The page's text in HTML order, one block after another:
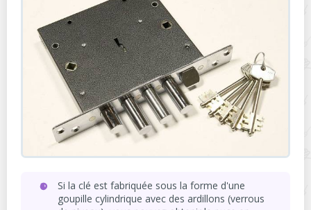
Si la clé est fabriquée sous la forme d'une
goupille cylindrique avec des ardillons (verrous